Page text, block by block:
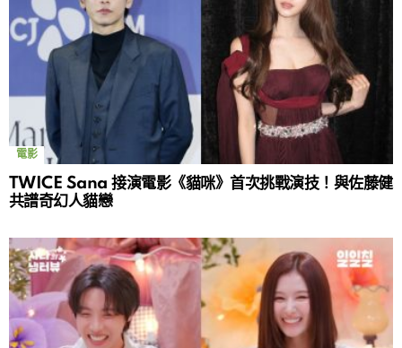
電影
TWICE Sana 接演電影《貓咪》首次挑戰演技！與佐藤健
共譜奇幻人貓戀